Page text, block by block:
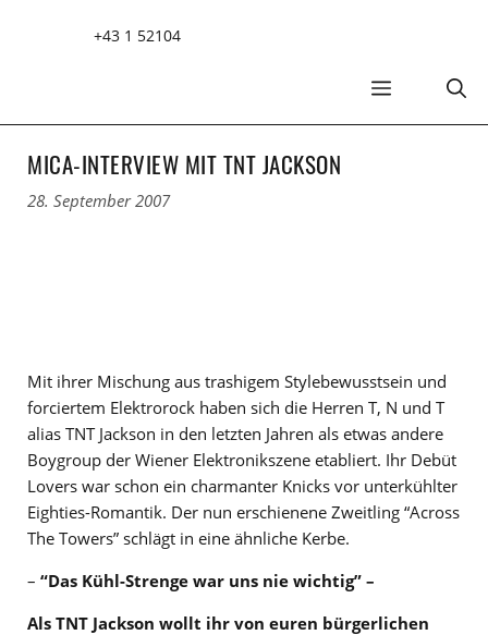
+43 1 52104
MENÜ
MICA-INTERVIEW MIT TNT JACKSON
28. September 2007
Mit ihrer Mischung aus trashigem Stylebewusstsein und
forciertem Elektrorock haben sich die Herren T, N und T
alias TNT Jackson in den letzten Jahren als etwas andere
Boygroup der Wiener Elektronikszene etabliert. Ihr Debüt
Lovers war schon ein charmanter Knicks vor unterkühlter
Eighties-Romantik. Der nun erschienene Zweitling “Across
The Towers” schlägt in eine ähnliche Kerbe.
– “Das Kühl-Strenge war uns nie wichtig” –
Als TNT Jackson wollt ihr von euren bürgerlichen